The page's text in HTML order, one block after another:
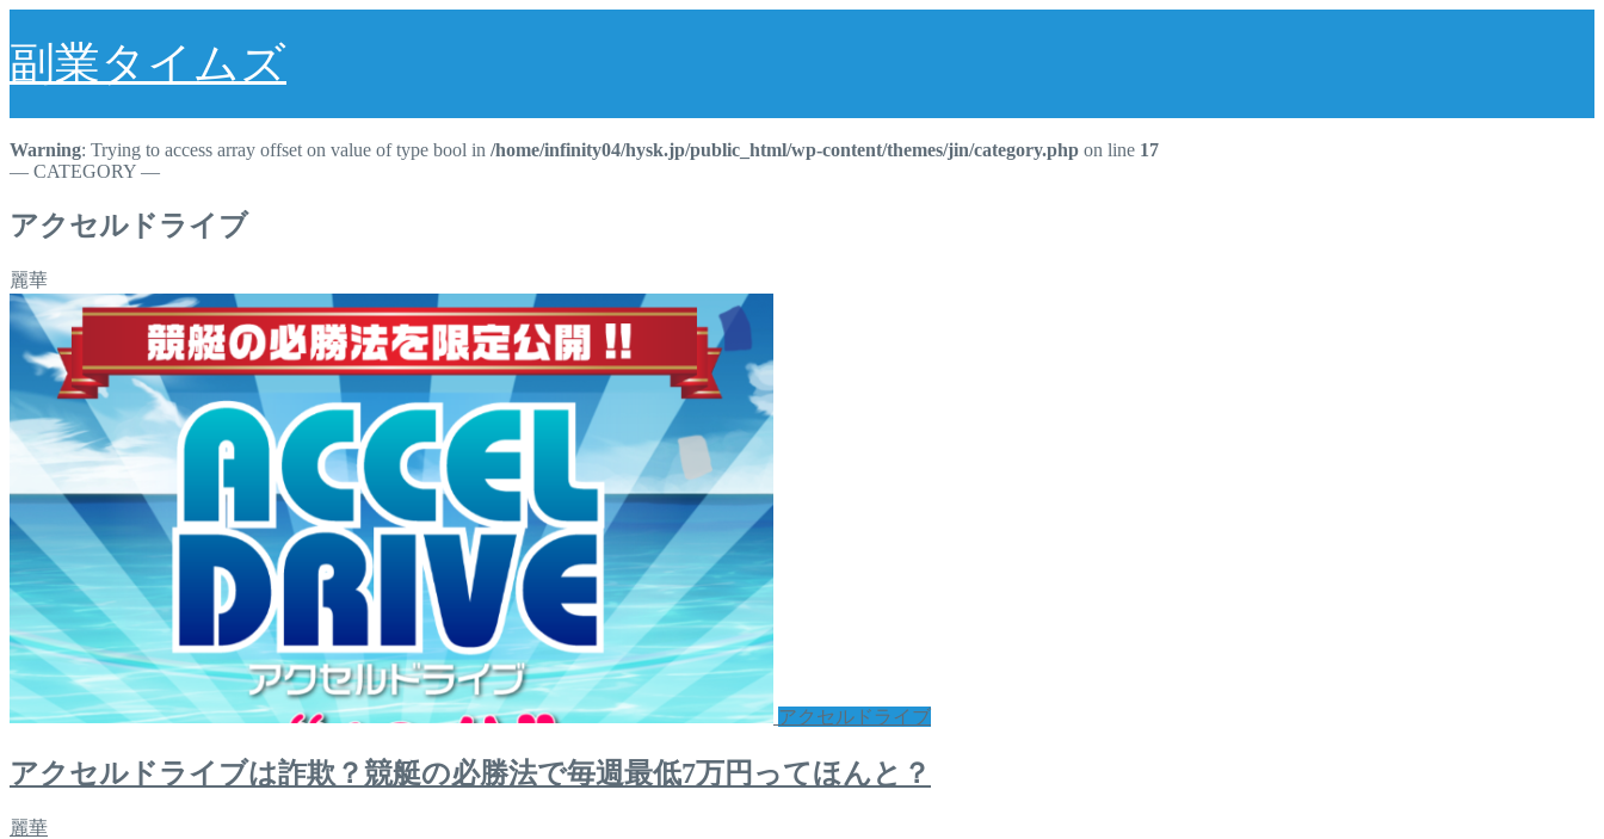
副業タイムズ
Warning: Trying to access array offset on value of type bool in /home/infinity04/hysk.jp/public_html/wp-content/themes/jin/category.php on line 17
― CATEGORY ―
アクセルドライブ
麗華
アクセルドライブ
アクセルドライブは詐欺？競艇の必勝法で毎週最低7万円ってほんと？
麗華